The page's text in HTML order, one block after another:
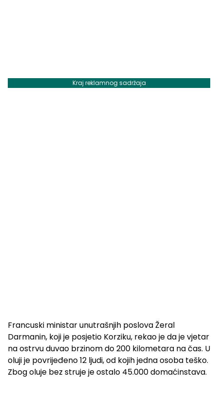
Kraj reklamnog sadržaja
Francuski ministar unutrašnjih poslova Žeral
Darmanin, koji je posjetio Korziku, rekao je da je vjetar
na ostrvu duvao brzinom do 200 kilometara na čas. U
oluji je povrijeđeno 12 ljudi, od kojih jedna osoba teško.
Zbog oluje bez struje je ostalo 45.000 domaćinstava.